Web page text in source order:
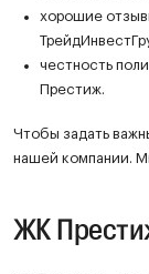
хорошие
честность
Престиж.
Чтобы задать
нашей компании.
ЖК